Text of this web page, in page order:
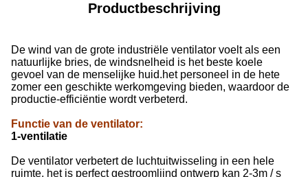
Productbeschrijving
De wind van de grote industriële ventilator voelt als een
natuurlijke bries, de windsnelheid is het beste koele
gevoel van de menselijke huid.het personeel in de hete
zomer een geschikte werkomgeving bieden, waardoor de
productie-efficiëntie wordt verbeterd.
Functie van de ventilator:
1-ventilatie
De ventilator verbetert de luchtuitwisseling in een hele
ruimte, het is perfect gestroomlijnd ontwerp kan 2-3m / s